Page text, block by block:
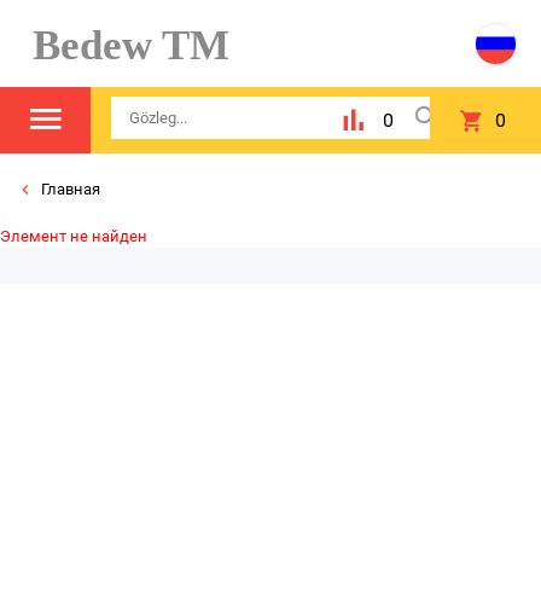
Bedew TM
0 0
Главная
Элемент не найден